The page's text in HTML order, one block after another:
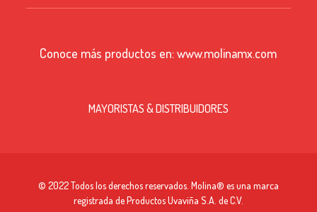
Conoce más productos en:www.molinamx.com
MAYORISTAS & DISTRIBUIDORES
© 2022 Todos los derechos reservados. Molina® es una marca
registrada de Productos Uvaviña S.A. de C.V.